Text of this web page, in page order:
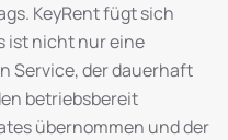
KeyRent fügt sich
ist nicht nur eine
Service, der dauerhaft
betriebsbereit
übernommen und der